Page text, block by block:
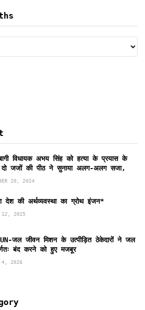
विधायक अभय सिंह को हत्या के प्रयास के
जजों की पीठ ने सुनाया अलग-अलग सजा,
20, 2024
देश की अर्थव्यवस्था का ग्रोथ इंजन*
12, 2025
जल जीवन मिशन के उत्पीड़ित ठेकेदारों ने जल
बंद करने को हुए मजबूर
4, 2026